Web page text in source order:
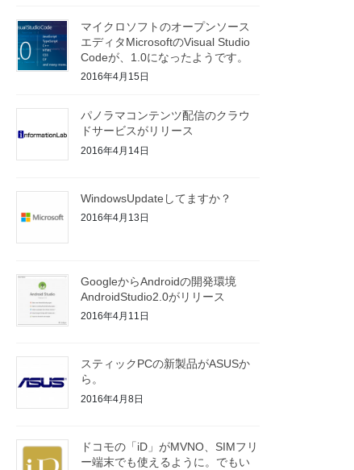
マイクロソフトのオープンソース
エディタMicrosoftのVisual Studio
Codeが、1.0になったようです。
2016年4月15日
パノラマコンテンツ配信のクラウ
ドサービスがリリース
2016年4月14日
WindowsUpdateしてますか？
2016年4月13日
GoogleからAndroidの開発環境
AndroidStudio2.0がリリース
2016年4月11日
スティックPCの新製品がASUSか
ら。
2016年4月8日
ドコモの「iD」がMVNO、SIMフリ
ー端末でも使えるように。でもい